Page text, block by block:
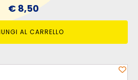
€ 8,50
AL CARRELLO